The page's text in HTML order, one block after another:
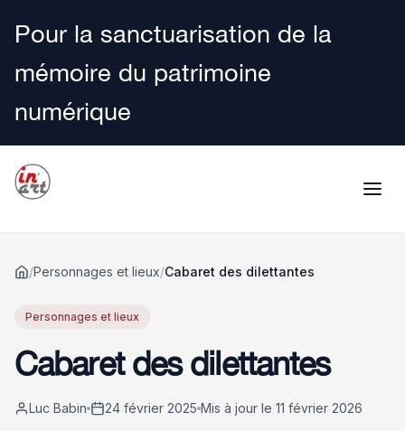
Pour la sanctuarisation de la
mémoire du patrimoine
numérique
/Personnages et lieux/Cabaret des dilettantes
Personnages et lieux
Cabaret des dilettantes
Luc Babin 24 février 2025 Mis à jour le 11 février 2026